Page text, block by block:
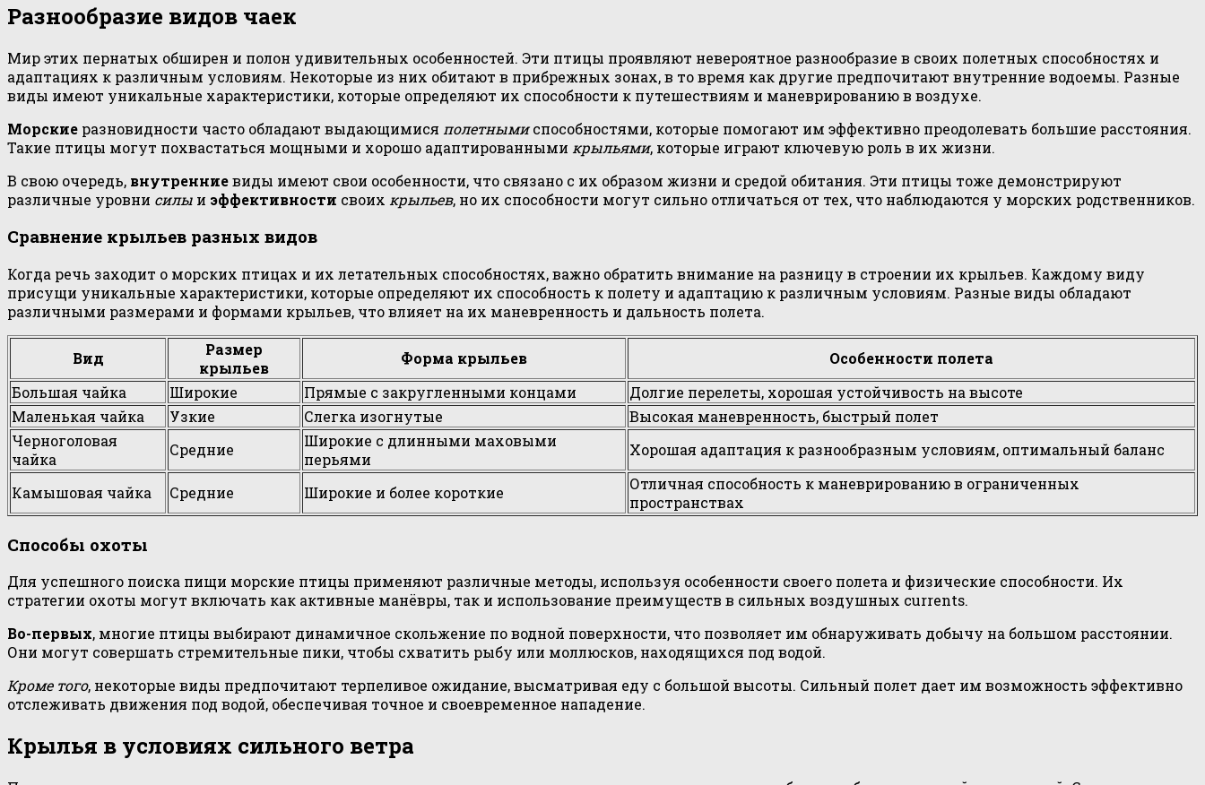
Разнообразие видов чаек
Мир этих пернатых обширен и полон удивительных особенностей. Эти птицы проявляют невероятное разнообразие в своих полетных способностях и
адаптациях к различным условиям. Некоторые из них обитают в прибрежных зонах, в то время как другие предпочитают внутренние водоемы. Разные
виды имеют уникальные характеристики, которые определяют их способности к путешествиям и маневрированию в воздухе.
Морские разновидности часто обладают выдающимися полетнымиспособностями, которые помогают им эффективно преодолевать большие расстояния.
Такие птицы могут похвастаться мощными и хорошо адаптированными крыльями, которые играют ключевую роль в их жизни.
В свою очередь, внутренниевиды имеют свои особенности, что связано с их образом жизни и средой обитания. Эти птицы тоже демонстрируют
различные уровни силы и эффективности своих крыльев, но их способности могут сильно отличаться от тех, что наблюдаются у морских родственников.
Сравнение крыльев разных видов
Когда речь заходит о морских птицах и их летательных способностях, важно обратить внимание на разницу в строении их крыльев. Каждому виду
присущи уникальные характеристики, которые определяют их способность к полету и адаптацию к различным условиям. Разные виды обладают
различными размерами и формами крыльев, что влияет на их маневренность и дальность полета.
Вид
Размер
крыльев
Форма крыльев
Особенности полета
Большая чайка
Широкие Прямые с закругленными концами
Долгие перелеты, хорошая устойчивость на высоте
Маленькая чайка
Узкие Слегка изогнутые
Высокая маневренность, быстрый полет
Черноголовая
чайка
Средние
Широкие с длинными маховыми
перьями
Хорошая адаптация к разнообразным условиям, оптимальный баланс
Камышовая чайка Средние Широкие и более короткие
Отличная способность к маневрированию в ограниченных
пространствах
Способы охоты
Для успешного поиска пищи морские птицы применяют различные методы, используя особенности своего полета и физические способности. Их
стратегии охоты могут включать как активные манёвры, так и использование преимуществ в сильных воздушных currents.
Во-первых, многие птицы выбирают динамичное скольжение по водной поверхности, что позволяет им обнаруживать добычу на большом расстоянии.
Они могут совершать стремительные пики, чтобы схватить рыбу или моллюсков, находящихся под водой.
Кроме того, некоторые виды предпочитают терпеливое ожидание, высматривая еду с большой высоты. Сильный полет дает им возможность эффективно
отслеживать движения под водой, обеспечивая точное и своевременное нападение.
Крылья в условиях сильного ветра